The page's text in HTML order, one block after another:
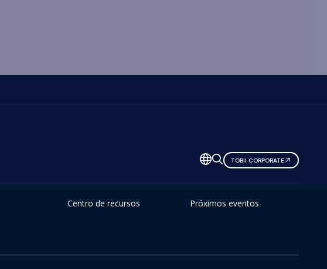
TOBII CORPORATE
Centro de recursos
Próximos eventos